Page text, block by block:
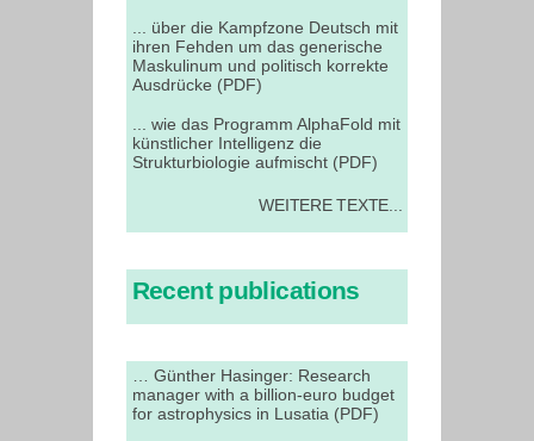
... über die Kampfzone Deutsch mit
ihren Fehden um das generische
Maskulinum und politisch korrekte
Ausdrücke (PDF)
... wie das Programm AlphaFold mit
künstlicher Intelligenz die
Strukturbiologie aufmischt (PDF)
WEITERE TEXTE...
Recent publications
… Günther Hasinger: Research
manager with a billion-euro budget
for astrophysics in Lusatia (PDF)